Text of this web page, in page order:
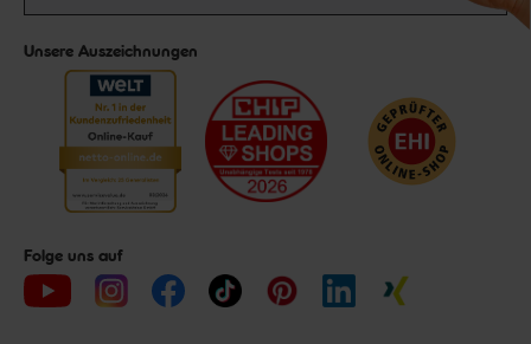
Unsere Auszeichnungen
Folge uns auf